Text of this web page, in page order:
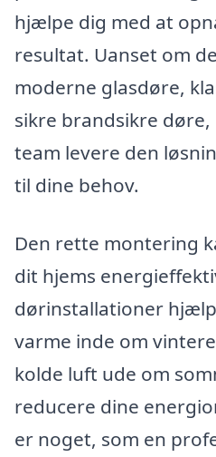
hjælpe dig med at
resultat. Uanset om
moderne glasdøre,
sikre brandsikre
team levere den
til dine behov.
Den rette montering
dit hjems
dørinstallationer
varme inde om
kolde luft ude om
reducere dine
er noget, som en